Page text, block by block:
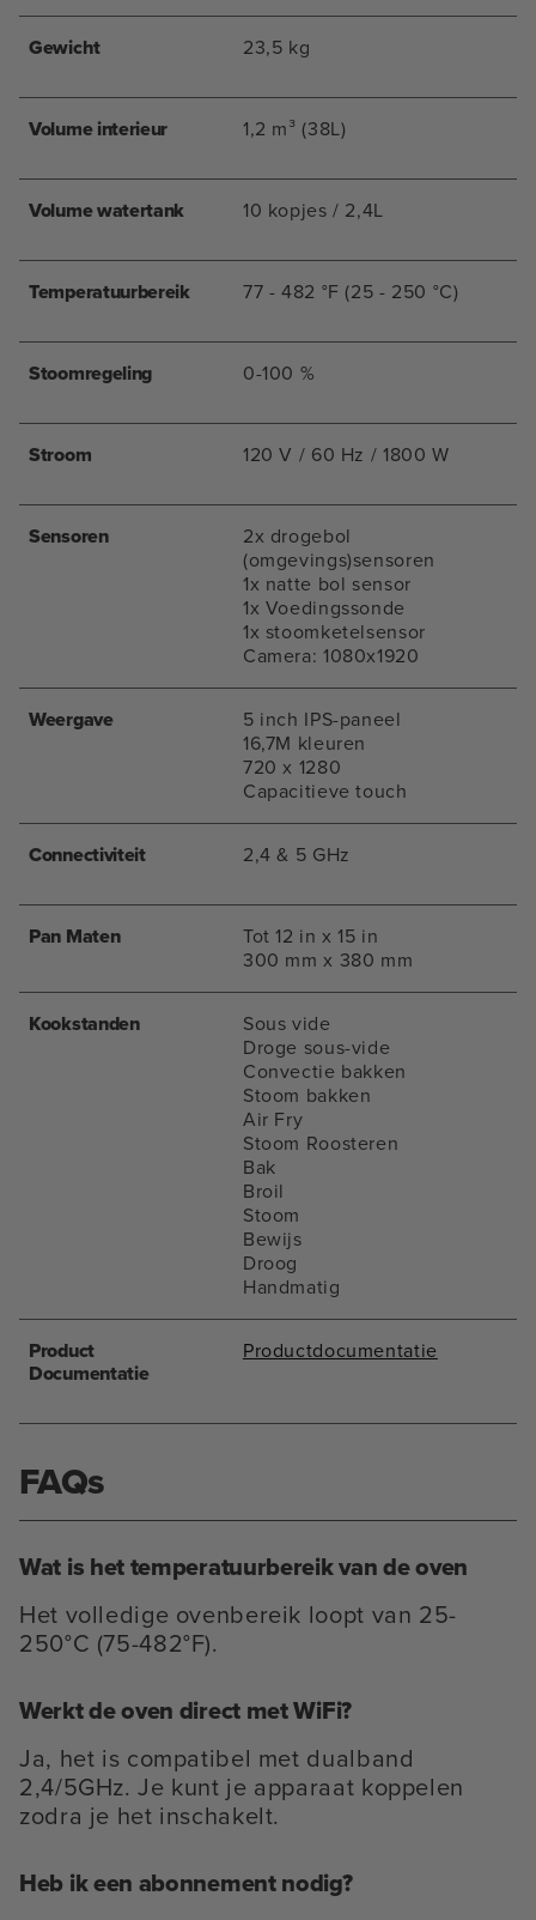
Gewicht 23,5 kg
Volume interieur 1,2 m³ (38L)
Volume watertank 10 kopjes / 2,4L
Temperatuurbereik 77 - 482 °F (25 - 250 °C)
Stoomregeling 0-100 %
Stroom 120 V / 60 Hz / 1800 W
Sensoren
2x drogebol
(omgevings)sensoren
1x natte bol sensor
1x Voedingssonde
1x stoomketelsensor
Camera: 1080x1920
Weergave
5 inch IPS-paneel
16,7M kleuren
720 x 1280
Capacitieve touch
Connectiviteit 2,4 & 5 GHz
Pan Maten
Tot 12 in x 15 in
300 mm x 380 mm
Kookstanden
Sous vide
Droge sous-vide
Convectie bakken
Stoom bakken
Air Fry
Stoom Roosteren
Bak
Broil
Stoom
Bewijs
Droog
Handmatig
Product
Documentatie
Productdocumentatie
FAQs
Wat is het temperatuurbereik van de oven
Het volledige ovenbereik loopt van 25-
250°C (75-482°F).
Werkt de oven direct met WiFi?
Ja, het is compatibel met dualband
2,4/5GHz. Je kunt je apparaat koppelen
zodra je het inschakelt.
Heb ik een abonnement nodig?